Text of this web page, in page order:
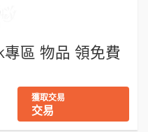
區 物品 領免費
獲取交易
交易